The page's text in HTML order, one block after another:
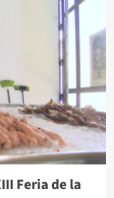
Feria de la